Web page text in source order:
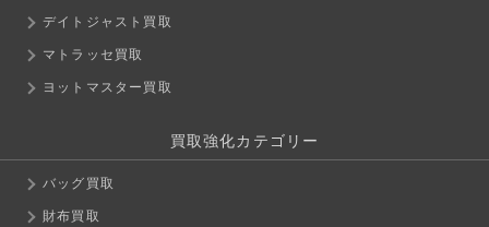
デイトジャスト買取
マトラッセ買取
ヨットマスター買取
買取強化カテゴリー
バッグ買取
財布買取